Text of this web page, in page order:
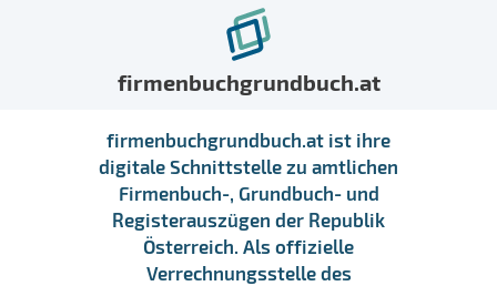
firmenbuchgrundbuch.at
firmenbuchgrundbuch.at ist ihre
digitale Schnittstelle zu amtlichen
Firmenbuch-, Grundbuch- und
Registerauszügen der Republik
Österreich. Als offizielle
Verrechnungsstelle des